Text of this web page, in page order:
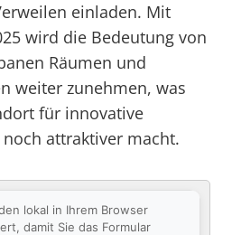
einladen. Mit
wird die Bedeutung von
Räumen und
weiter zunehmen, was
für innovative
attraktiver macht.
lokal in Ihrem Browser
damit Sie das Formular